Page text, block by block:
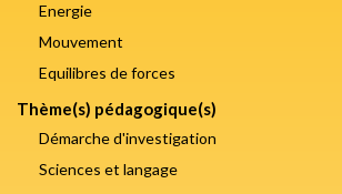
Energie
Mouvement
Equilibres de forces
Thème(s) pédagogique(s)
Démarche d'investigation
Sciences et langage